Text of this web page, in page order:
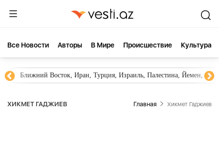
Все Новости Aвторы В Мире Происшествие Культура
Новости Азербайджана Южный Кавказ, Грузия,
ХИКМЕТ ГАДЖИЕВ Главная Хикмет Гаджиев